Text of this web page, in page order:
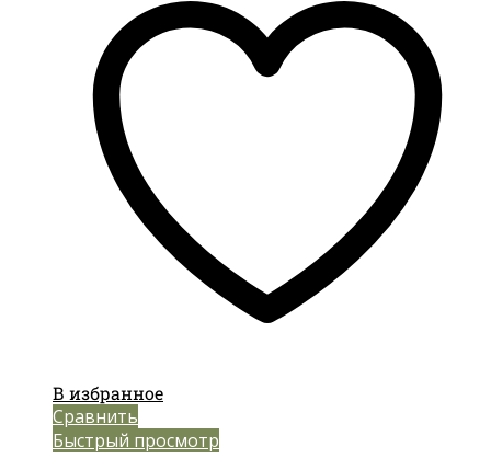
В избранное
Сравнить
Быстрый просмотр